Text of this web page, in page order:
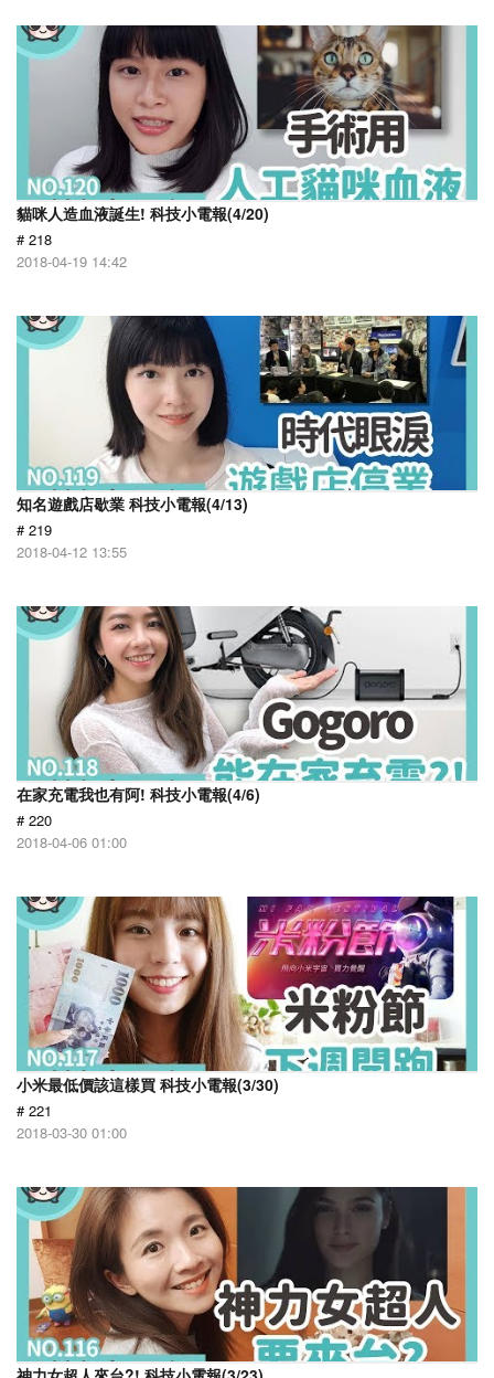
貓咪人造血液誕生! 科技小電報(4/20)
# 218
2018-04-19 14:42
知名遊戲店歇業 科技小電報(4/13)
# 219
2018-04-12 13:55
在家充電我也有阿! 科技小電報(4/6)
# 220
2018-04-06 01:00
小米最低價該這樣買 科技小電報(3/30)
# 221
2018-03-30 01:00